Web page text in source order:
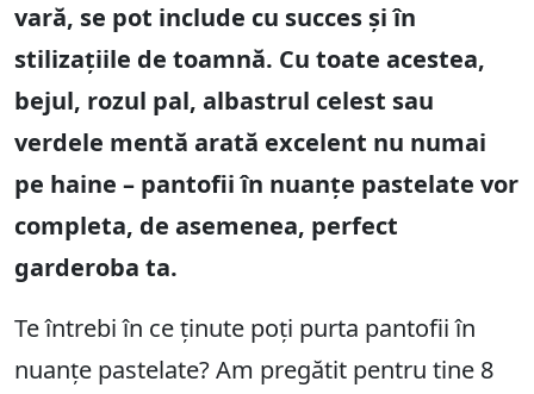
vară, se pot include cu succes și în
stilizațiile de toamnă. Cu toate acestea,
bejul, rozul pal, albastrul celest sau
verdele mentă arată excelent nu numai
pe haine – pantofii în nuanțe pastelate vor
completa, de asemenea, perfect
garderoba ta.
Te întrebi în ce ținute poți purta pantofii în
nuanțe pastelate? Am pregătit pentru tine 8